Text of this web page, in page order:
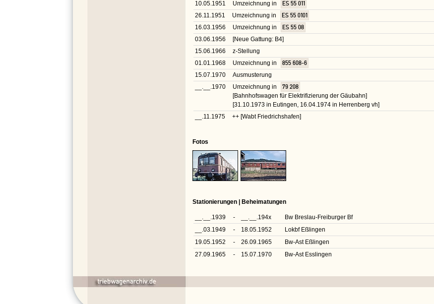
10.05.1951 Umzeichnung in
ES 55 011
26.11.1951
Umzeichnung in
ES 55 0101
16.03.1956
Umzeichnung in
ES 55 08
03.06.1956
[Neue Gattung: B4]
15.06.1966
z-Stellung
01.01.1968
Umzeichnung in
855 608-6
15.07.1970
Ausmusterung
__.__.1970
Umzeichnung in
79 208
[Bahnhofswagen für Elektrifizierung der Gäubahn]
[31.10.1973 in Eutingen, 16.04.1974 in Herrenberg vh]
__.11.1975
++ [Wabt Friedrichshafen]
Fotos
Stationierungen | Beheimatungen
__.__.1939 - __.__.194x
Bw Breslau-Freiburger Bf
__.03.1949
- 18.05.1952
Lokbf Eßlingen
19.05.1952
- 26.09.1965
Bw-Ast Eßlingen
27.09.1965
- 15.07.1970 Bw-Ast Esslingen